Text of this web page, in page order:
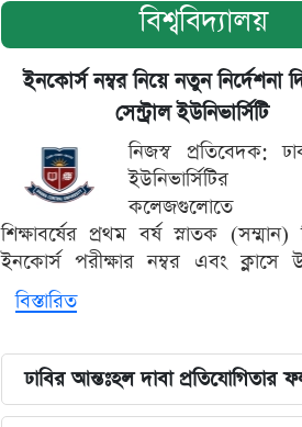
বিশ্ববিদ্যালয়
ইনকোর্স নম্বর নিয়ে নতুন নির্দেশনা
সেন্ট্রাল ইউনিভার্সিটি
নিজস্ব প্রতিবেদক:
ইউনিভার্সিটির
কলেজগুলোতে
শিক্ষাবর্ষের প্রথম বর্ষ স্নাতক (সম্মান)
ইনকোর্স পরীক্ষার নম্বর এবং ক্লাসে
বিস্তারিত
ঢাবির আন্তঃহল দাবা প্রতিযোগিতার